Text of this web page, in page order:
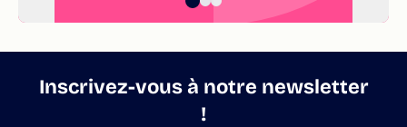
Inscrivez-vous à notre newsletter
!